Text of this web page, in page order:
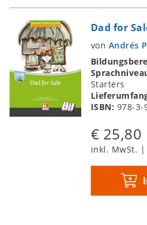
Dad for
von Andrés
Starters
ISBN: 978-3-
€ 25,80
inkl. MwSt. |